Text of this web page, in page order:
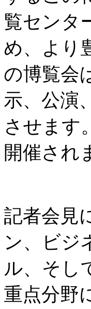
覧センタ
め、より
の博覧会
示、公演
させます
開催され
記者会見
ン、ビジ
ル、そし
重点分野